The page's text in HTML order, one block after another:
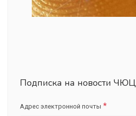
Подписка на новости ЧЮЦ
Адрес электронной почты